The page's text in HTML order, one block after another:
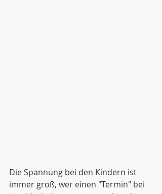
Die Spannung bei den Kindern ist
immer groß, wer einen "Termin" bei